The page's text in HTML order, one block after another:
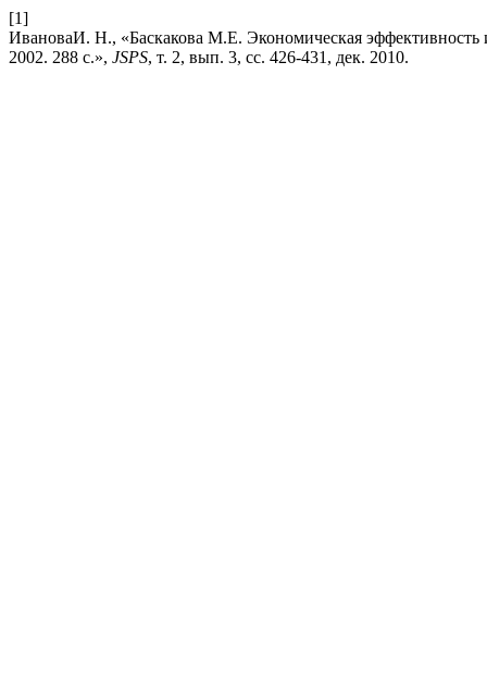
[1]
ИвановаИ. Н., «Баскакова М.Е. Экономическая
2002. 288 с.», JSPS, т. 2, вып. 3, сс. 426-431, дек. 2010.